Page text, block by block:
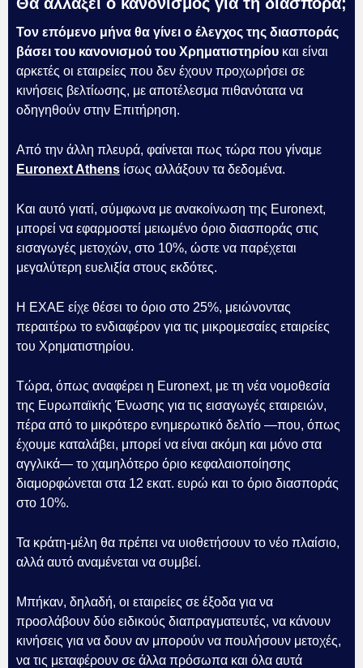
Τον επόμενο μήνα θα γίνει ο έλεγχος της διασποράς
βάσει του κανονισμού του Χρηματιστηρίου και είναι
αρκετές οι εταιρείες που δεν έχουν προχωρήσει σε
κινήσεις βελτίωσης, με αποτέλεσμα πιθανότατα να
οδηγηθούν στην Επιτήρηση.
Από την άλλη πλευρά, φαίνεται πως τώρα που γίναμε
Euronext Athens ίσως αλλάξουν τα δεδομένα.
Και αυτό γιατί, σύμφωνα με ανακοίνωση της Euronext,
μπορεί να εφαρμοστεί μειωμένο όριο διασποράς στις
εισαγωγές μετοχών, στο 10%, ώστε να παρέχεται
μεγαλύτερη ευελιξία στους εκδότες.
Η ΕΧΑΕ είχε θέσει το όριο στο 25%, μειώνοντας
περαιτέρω το ενδιαφέρον για τις μικρομεσαίες εταιρείες
του Χρηματιστηρίου.
Τώρα, όπως αναφέρει η Euronext, με τη νέα νομοθεσία
της Ευρωπαϊκής Ένωσης για τις εισαγωγές εταιρειών,
πέρα από το μικρότερο ενημερωτικό δελτίο —που, όπως
έχουμε καταλάβει, μπορεί να είναι ακόμη και μόνο στα
αγγλικά— το χαμηλότερο όριο κεφαλαιοποίησης
διαμορφώνεται στα 12 εκατ. ευρώ και το όριο διασποράς
στο 10%.
Τα κράτη-μέλη θα πρέπει να υιοθετήσουν το νέο πλαίσιο,
αλλά αυτό αναμένεται να συμβεί.
Μπήκαν, δηλαδή, οι εταιρείες σε έξοδα για να
προσλάβουν δύο ειδικούς διαπραγματευτές, να κάνουν
κινήσεις για να δουν αν μπορούν να πουλήσουν μετοχές,
να τις μεταφέρουν σε άλλα πρόσωπα και όλα αυτά